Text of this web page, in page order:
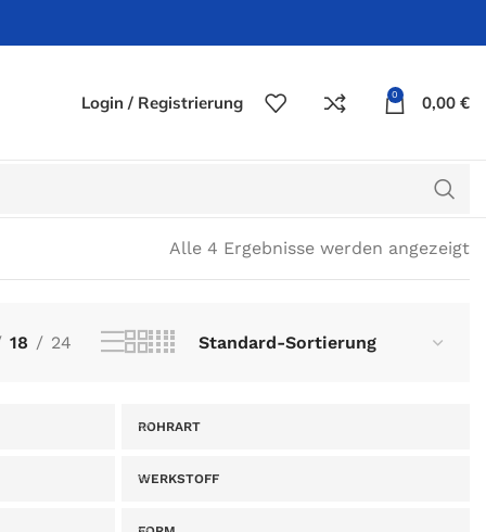
Login / Registrierung 0 0,00 €
Alle 4 Ergebnisse werden angezeigt
18 24
ROHRART
WERKSTOFF